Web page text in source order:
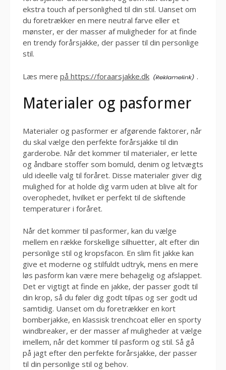
ekstra touch af personlighed til din stil. Uanset om
du foretrækker en mere neutral farve eller et
mønster, er der masser af muligheder for at finde
en trendy forårsjakke, der passer til din personlige
stil.
Læs mere på https://foraarsjakke.dk .
Materialer og pasformer
Materialer og pasformer er afgørende faktorer, når
du skal vælge den perfekte forårsjakke til din
garderobe. Når det kommer til materialer, er lette
og åndbare stoffer som bomuld, denim og letvægts
uld ideelle valg til foråret. Disse materialer giver dig
mulighed for at holde dig varm uden at blive alt for
overophedet, hvilket er perfekt til de skiftende
temperaturer i foråret.
Når det kommer til pasformer, kan du vælge
mellem en række forskellige silhuetter, alt efter din
personlige stil og kropsfacon. En slim fit jakke kan
give et moderne og stilfuldt udtryk, mens en mere
løs pasform kan være mere behagelig og afslappet.
Det er vigtigt at finde en jakke, der passer godt til
din krop, så du føler dig godt tilpas og ser godt ud
samtidig. Uanset om du foretrækker en kort
bomberjakke, en klassisk trenchcoat eller en sporty
windbreaker, er der masser af muligheder at vælge
imellem, når det kommer til pasform og stil. Så gå
på jagt efter den perfekte forårsjakke, der passer
til din personlige stil og behov.